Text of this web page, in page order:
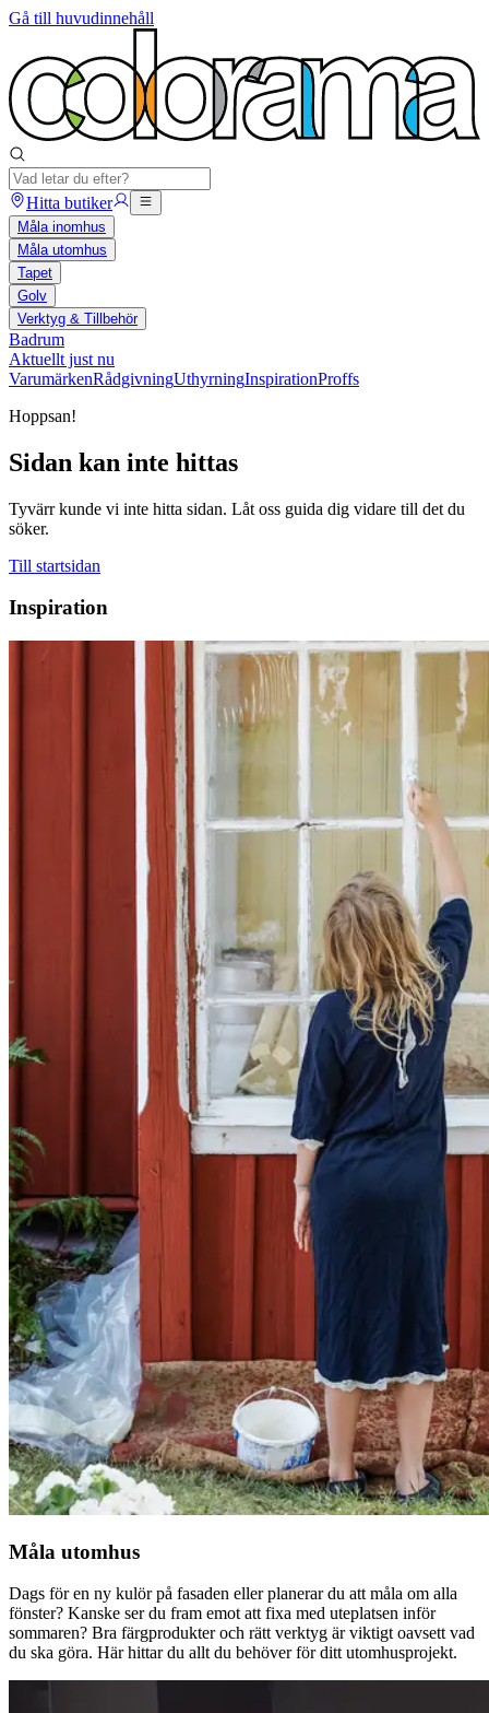
Gå till huvudinnehåll
Hitta butiker
Måla inomhus
Måla utomhus
Tapet
Golv
Verktyg & Tillbehör
Badrum
Aktuellt just nu
VarumärkenRådgivningUthyrningInspirationProffs
Hoppsan!
Sidan kan inte hittas
Tyvärr kunde vi inte hitta sidan. Låt oss guida dig vidare till det du
söker.
Till startsidan
Inspiration
Måla utomhus
Dags för en ny kulör på fasaden eller planerar du att måla om alla
fönster? Kanske ser du fram emot att fixa med uteplatsen inför
sommaren? Bra färgprodukter och rätt verktyg är viktigt oavsett vad
du ska göra. Här hittar du allt du behöver för ditt utomhusprojekt.